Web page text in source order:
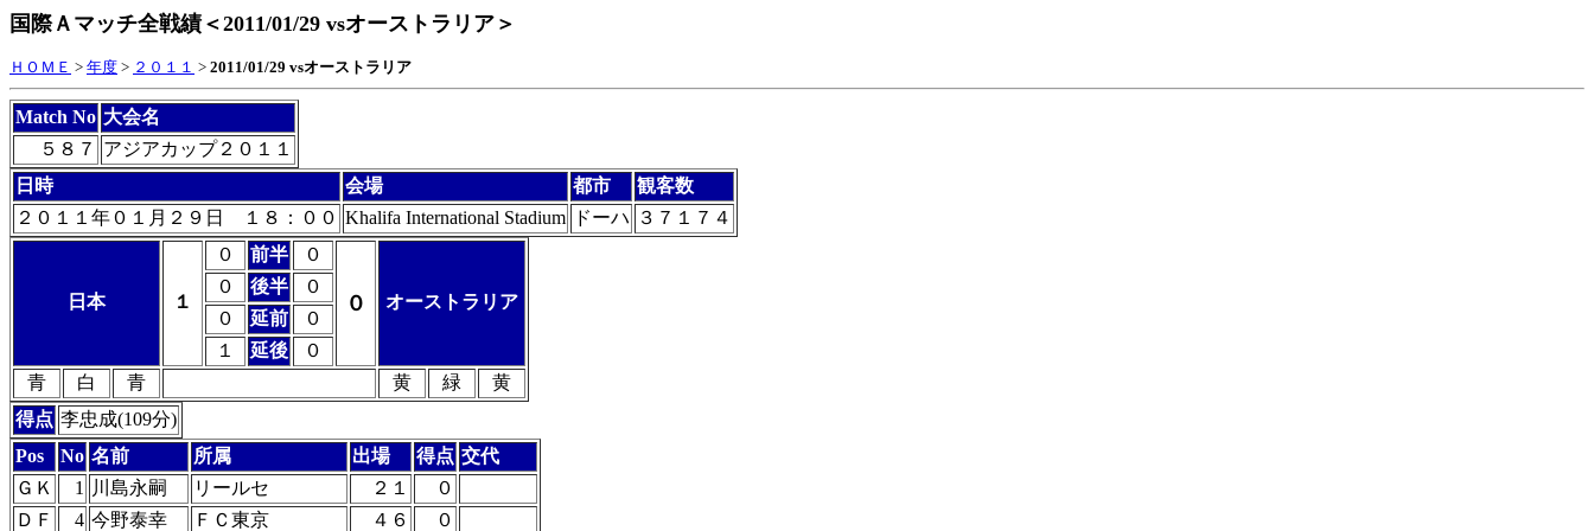
国際Ａマッチ全戦績＜2011/01/29 vsオーストラリア＞
ＨＯＭＥ > 年度 > ２０１１ > 2011/01/29 vsオーストラリア
Match No 大会名
５８７
アジアカップ２０１１
日時
会場 都市
観客数
２０１１年０１月２９日 １８：００ Khalifa International Stadium ドーハ ３７１７４
日本 １
０ 前半 ０
０ オーストラリア
０ 後半
０
０
延前
０
１
延後
０
青
白 青 黄 緑
黄
得点 李忠成(109分)
Pos
No 名前 所属 出場 得点 交代
ＧＫ
1 川島永嗣 リールセ ２１
０
ＤＦ
4 今野泰幸 ＦＣ東京 ４６ ０